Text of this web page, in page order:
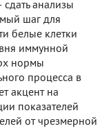
анализы
шаг для
белые клетки
иммунной
нормы
процесса в
акцент на
показателей
от чрезмерной